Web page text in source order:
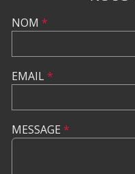
NOM *
EMAIL*
MESSAGE *